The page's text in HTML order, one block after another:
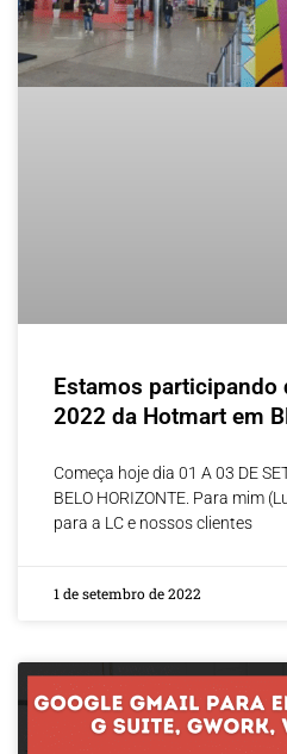
Estamos participando
2022 da Hotmart em
Começa hoje dia 01 A 03 DE
BELO HORIZONTE. Para mim
para a LC e nossos clientes
1 de setembro de 2022